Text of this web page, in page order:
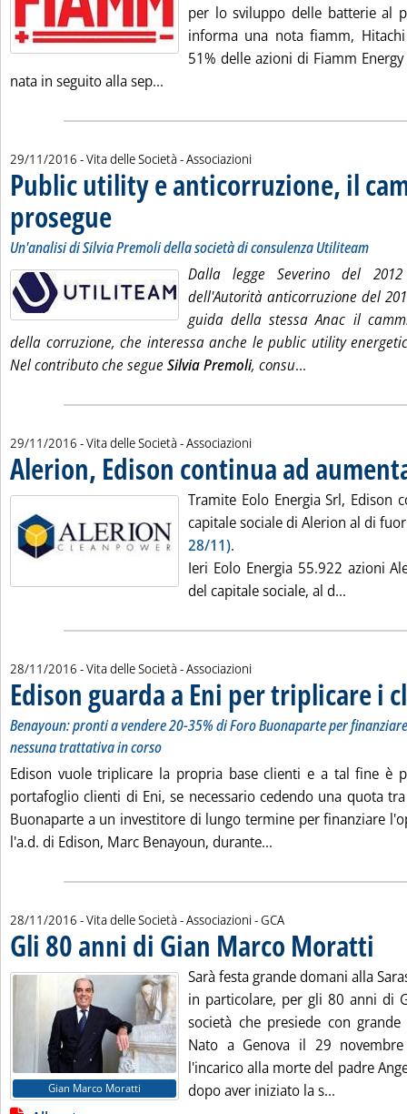
per lo sviluppo delle batterie al
informa una nota fiamm,
51% delle azioni di Fiamm
nata in seguito alla sep...
29/11/2016 - Vita delle Società - Associazioni
Public utility e anticorruzione, il
prosegue . Sottotitolo: Un'analisi di Silvia Premoli della società di
. Pubblicata martedì 29 novembre 2016 alle 11.41.
Un'analisi di Silvia Premoli della società di consulenza Utiliteam
Dalla legge Severino del
dell'Autorità anticorruzione del
guida della stessa Anac il
della corruzione, che interessa anche le public utility
Nel contributo che segue Silvia Premoli, consu...
29/11/2016 - Vita delle Società - Associazioni
Alerion, Edison continua ad
. Pubblicata martedì 29 novembre 2016 alle 9.56.Tramite Eolo Energia Srl, Edison
capitale sociale di Alerion al di
28/11).
Ieri Eolo Energia 55.922 azioni
del capitale sociale, al d...
28/11/2016 - Vita delle Società - Associazioni
Edison guarda a Eni per triplicare i
Benayoun: pronti a vendere 20-35% di Foro Buonaparte per
nessuna trattativa in corso
Edison vuole triplicare la propria base clienti e a tal fine è
portafoglio clienti di Eni, se necessario cedendo una quota
Buonaparte a un investitore di lungo termine per finanziare
l'a.d. di Edison, Marc Benayoun, durante...
28/11/2016 - Vita delle Società - Associazioni -di:
GCA
Gli 80 anni di Gian Marco Moratti
Gian Marco Moratti
Sarà festa grande domani alla
in particolare, per gli 80 anni di
società che presiede con
Nato a Genova il 29
l'incarico alla morte del padre
dopo aver iniziato la s...